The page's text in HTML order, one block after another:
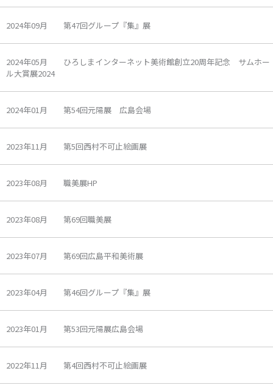
2024年09月 第47回グループ『集』展
2024年05月 ひろしまインターネット美術館創立20周年記念 サムホー
ル大賞展2024
2024年01月 第54回元陽展 広島会場
2023年11月 第5回西村不可止絵画展
2023年08月 職美展HP
2023年08月 第69回職美展
2023年07月 第69回広島平和美術展
2023年04月 第46回グループ『集』展
2023年01月 第53回元陽展広島会場
2022年11月 第4回西村不可止絵画展